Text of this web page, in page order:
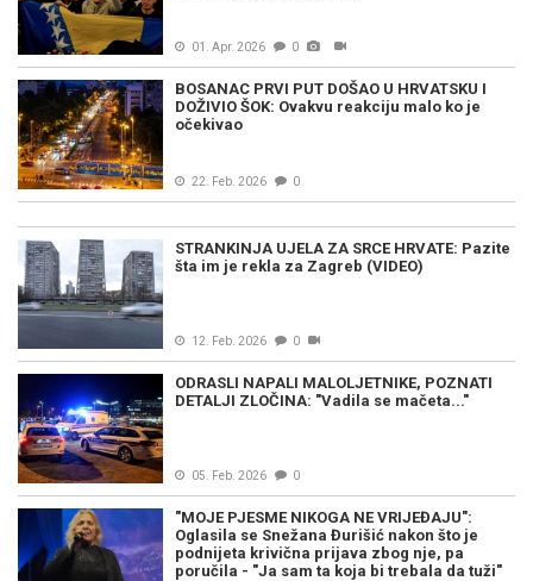
01. Apr. 2026 0
BOSANAC PRVI PUT DOŠAO U HRVATSKU I
DOŽIVIO ŠOK: Ovakvu reakciju malo ko je
očekivao
22. Feb. 2026 0
STRANKINJA UJELA ZA SRCE HRVATE: Pazite
šta im je rekla za Zagreb (VIDEO)
12. Feb. 2026 0
ODRASLI NAPALI MALOLJETNIKE, POZNATI
DETALJI ZLOČINA: "Vadila se mačeta..."
05. Feb. 2026 0
"MOJE PJESME NIKOGA NE VRIJEĐAJU":
Oglasila se Snežana Đurišić nakon što je
podnijeta krivična prijava zbog nje, pa
poručila - "Ja sam ta koja bi trebala da tuži"